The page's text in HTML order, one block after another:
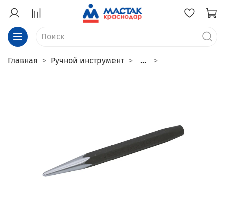
Главная Ручной инструмент ...